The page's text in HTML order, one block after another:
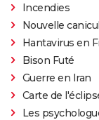
Incendies
Nouvelle
Hantavirus en
Bison Futé
Guerre en Iran
Carte de
Les